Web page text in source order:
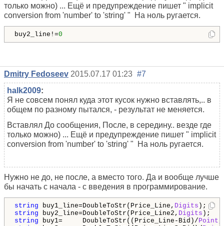
только можно) ... Ещё и предупреждение пишет " implicit
conversion from 'number' to 'string' " На ноль ругается.
buy2_line!=0
Dmitry Fedoseev 2015.07.17 01:23 #7
halk2009:
Я не совсем понял куда этот кусок нужно вставлять,.. в
общем по разному пытался, - результат не меняется.
Вставлял До сообщения, После, в середину.. везде где
только можно) ... Ещё и предупреждение пишет " implicit
conversion from 'number' to 'string' " На ноль ругается.
Нужно не до, не после, а вместо того. Да и вообще лучше
бы начать с начала - с введения в программирование.
string buy1_line=DoubleToStr(Price_Line, Digits
string buy2_line=DoubleToStr(Price_Line2, Digits
string buy1=     DoubleToStr((Price_Line-Bid)/Point